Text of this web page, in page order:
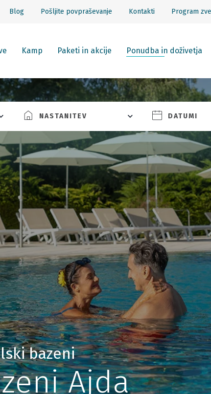
Blog Pošljite povpraševanje Kontakti Program
Kamp Paketi in akcije Ponudba in doživetja
NASTANITEV DATUMI
bazeni
Ajda